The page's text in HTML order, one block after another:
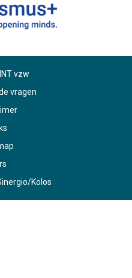
vzw
vragen
/Kolos